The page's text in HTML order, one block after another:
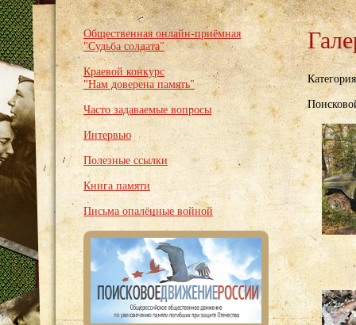
Общественная онлайн-приёмная
"Судьба солдата"
Краевой конкурс
"Нам доверена память"
Часто задаваемые вопросы
Интервью
Полезные ссылки
Книга памяти
Письма опалённые войной